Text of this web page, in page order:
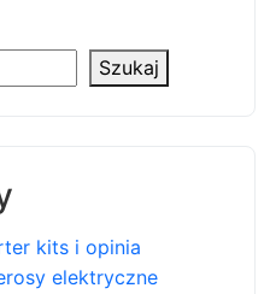
Szukaj
kits i opinia
elektryczne